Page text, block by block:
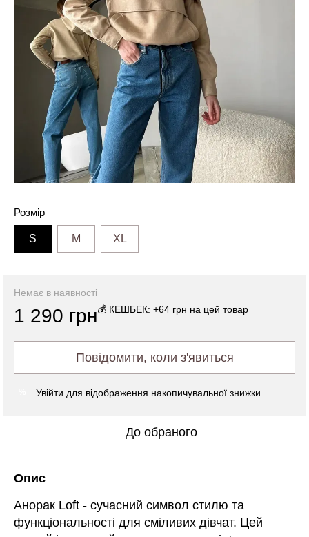
Розмір
S M XL
Немає в наявності
1 290 грн💰 КЕШБЕК: +64 грн на цей товар
Повідомити, коли з'явиться
Увійти для відображення накопичувальної знижки
До обраного
Опис
Анорак Loft - сучасний символ стилю та
функціональності для сміливих дівчат. Цей